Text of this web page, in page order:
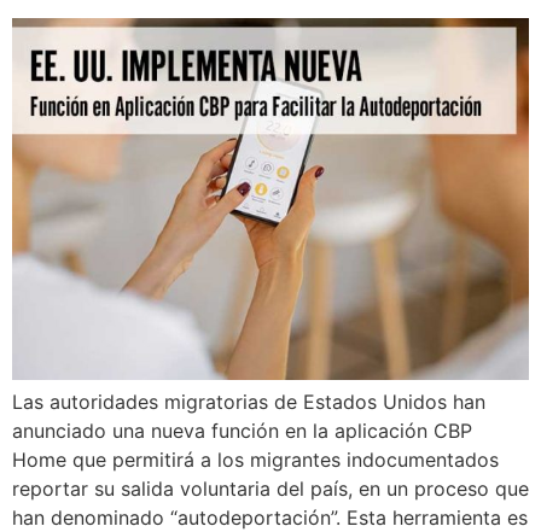
Las autoridades migratorias de Estados Unidos han
anunciado una nueva función en la aplicación CBP
Home que permitirá a los migrantes indocumentados
reportar su salida voluntaria del país, en un proceso que
han denominado “autodeportación”. Esta herramienta es